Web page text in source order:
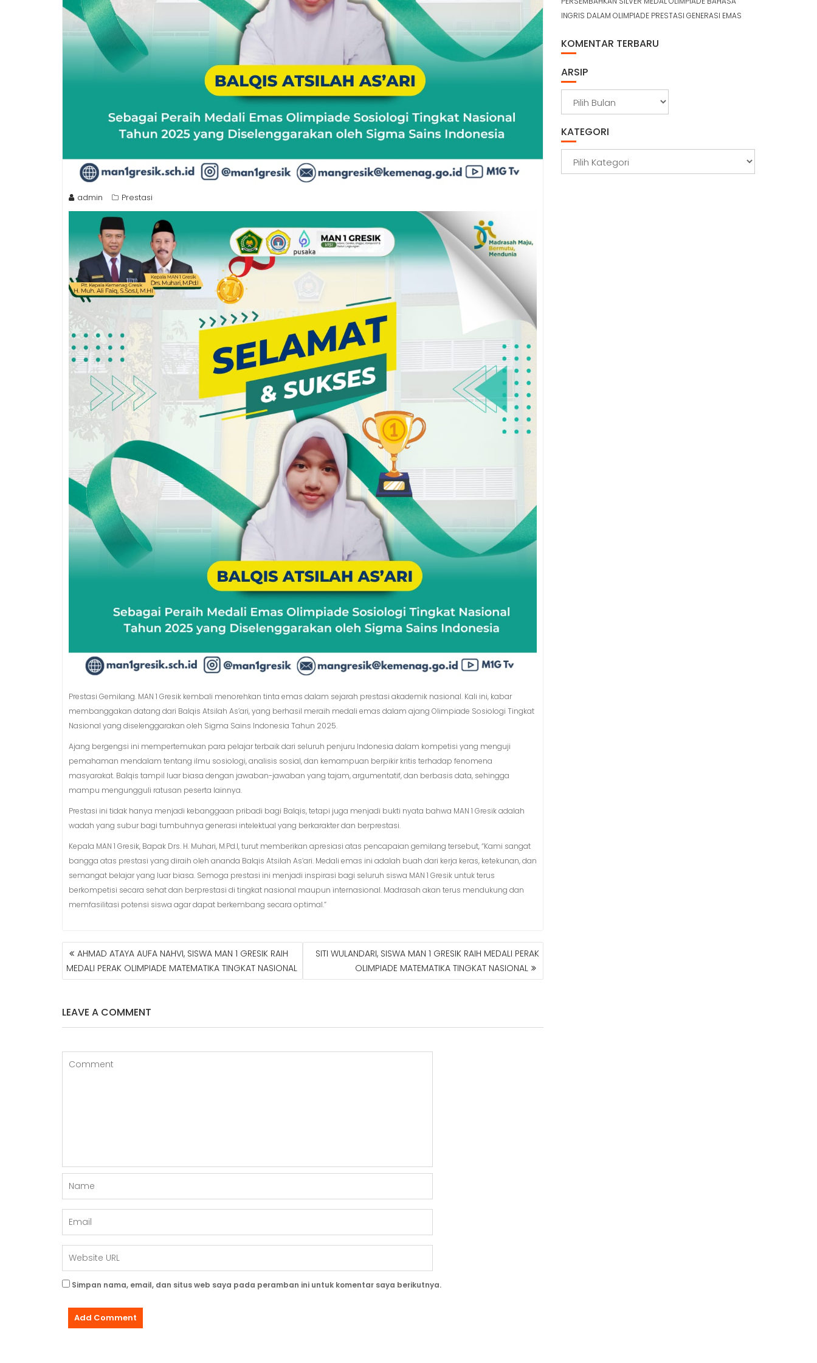
admin Prestasi
Prestasi Gemilang. MAN 1 Gresik kembali menorehkan tinta emas dalam sejarah prestasi akademik nasional. Kali ini, kabar
membanggakan datang dari Balqis Atsilah As’ari, yang berhasil meraih medali emas dalam ajang Olimpiade Sosiologi Tingkat
Nasional yang diselenggarakan oleh Sigma Sains Indonesia Tahun 2025.
Ajang bergengsi ini mempertemukan para pelajar terbaik dari seluruh penjuru Indonesia dalam kompetisi yang menguji
pemahaman mendalam tentang ilmu sosiologi, analisis sosial, dan kemampuan berpikir kritis terhadap fenomena
masyarakat. Balqis tampil luar biasa dengan jawaban-jawaban yang tajam, argumentatif, dan berbasis data, sehingga
mampu mengungguli ratusan peserta lainnya.
Prestasi ini tidak hanya menjadi kebanggaan pribadi bagi Balqis, tetapi juga menjadi bukti nyata bahwa MAN 1 Gresik adalah
wadah yang subur bagi tumbuhnya generasi intelektual yang berkarakter dan berprestasi.
Kepala MAN 1 Gresik, Bapak Drs. H. Muhari, M.Pd.I, turut memberikan apresiasi atas pencapaian gemilang tersebut, “Kami sangat
bangga atas prestasi yang diraih oleh ananda Balqis Atsilah As’ari. Medali emas ini adalah buah dari kerja keras, ketekunan, dan
semangat belajar yang luar biasa. Semoga prestasi ini menjadi inspirasi bagi seluruh siswa MAN 1 Gresik untuk terus
berkompetisi secara sehat dan berprestasi di tingkat nasional maupun internasional. Madrasah akan terus mendukung dan
memfasilitasi potensi siswa agar dapat berkembang secara optimal.”
N
A
G
A
I
AHMAD ATAYA AUFA NAHVI, SISWA MAN 1 GRESIK RAIH
MEDALI PERAK OLIMPIADE MATEMATIKA TINGKAT NASIONAL
SITI WULANDARI, SISWA MAN 1 GRESIK RAIH MEDALI PERAK
OLIMPIADE MATEMATIKA TINGKAT NASIONAL
LEAVE A COMMENT
Simpan nama, email, dan situs web saya pada peramban ini untuk komentar saya berikutnya.
INGRIS DALAM OLIMPIADE PRESTASI GENERASI EMAS
KOMENTAR TERBARU
ARSIP
i
KATEGORI